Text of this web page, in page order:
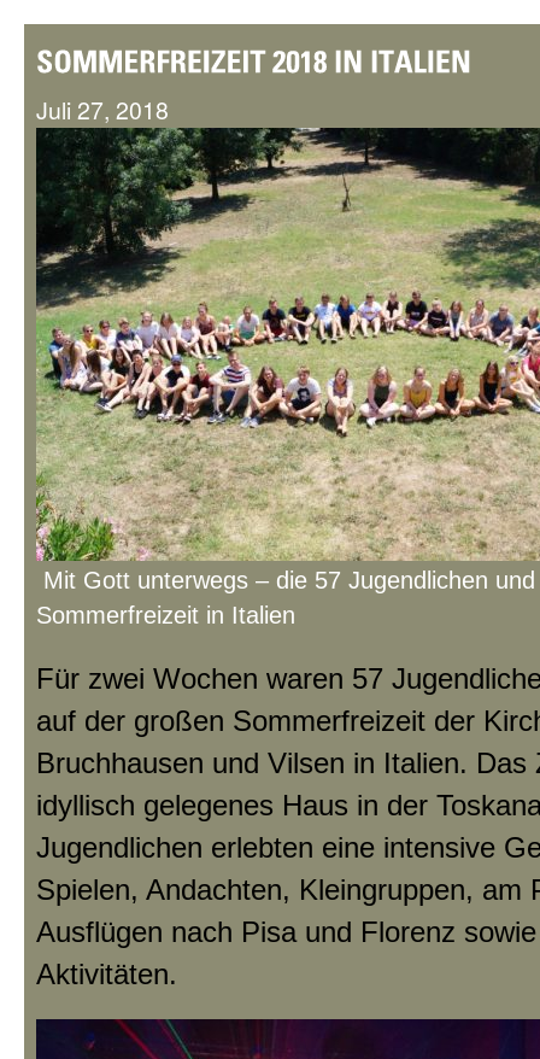
Juli 27, 2018
Mit Gott unterwegs – die 57 Jugendlichen
Sommerfreizeit in Italien
Für zwei Wochen waren 57
auf der großen Sommerfreizeit der
Bruchhausen und Vilsen in Italien. Das
idyllisch gelegenes Haus in der
Jugendlichen erlebten eine intensive
Spielen, Andachten, Kleingruppen, am
Ausflügen nach Pisa und Florenz
Aktivitäten.